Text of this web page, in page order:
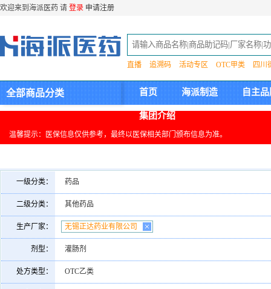
欢迎来到海派医药 请 登录 申请注册
直播 追溯码 活动专区 OTC甲类 四川
全部商品分类 首页 海派制造 自主
集团介绍
温馨提示：医保信息仅供参考，最终以医保相关部门颁布信息为准。
一级分类： 药品
二级分类： 其他药品
生产厂家： 无锡正达药业有限公司
剂型： 灌肠剂
处方类型： OTC乙类